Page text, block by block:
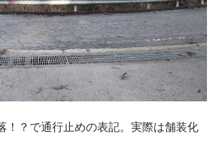
！？で通行止めの表記。実際は舗装化